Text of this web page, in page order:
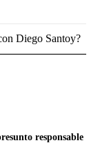
responsable
Diego Santoy?